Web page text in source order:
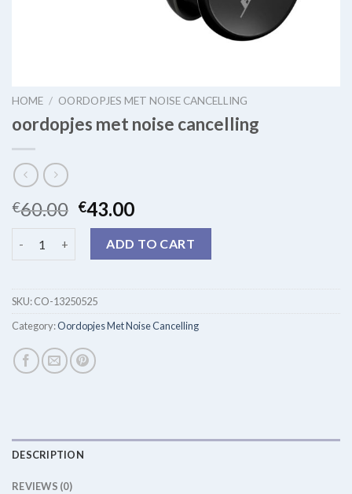
HOME / OORDOPJES MET NOISE CANCELLING
oordopjes met noise cancelling
€60.00 €43.00
oordopjes met noise cancelling quantity
ADD TO CART
SKU:CO-13250525
Category:Oordopjes Met Noise Cancelling
DESCRIPTION
REVIEWS (0)